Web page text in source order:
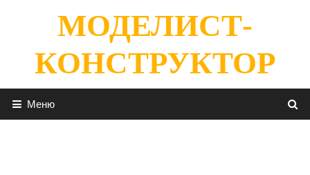
содержимомуМОДЕЛИСТ-
КОНСТРУКТОР
Меню